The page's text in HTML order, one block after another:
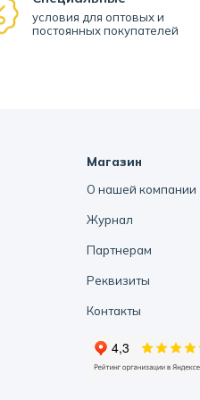
условия для оптовых и
постоянных покупателей
Магазин
О нашей компании
Журнал
Партнерам
Реквизиты
Контакты